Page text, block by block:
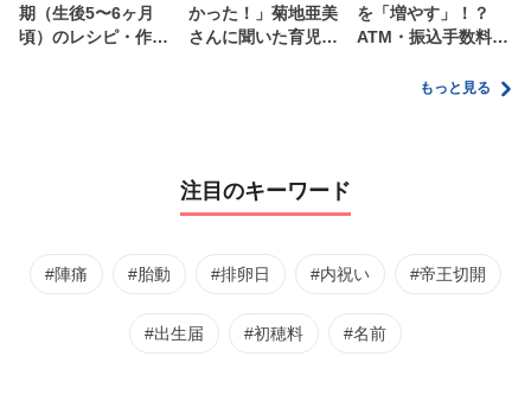
期（生後5〜6ヶ月
頃）のレシピ・作り
かった！」菊地亜美
さんに聞いた育児
を「増やす」！？
ATM・振込手数料の
家計管理術もっと見る
注目のキーワード
#陣痛 #胎動 #排卵日 #内祝い #帝王切開
#出生届 #初穂料 #名前